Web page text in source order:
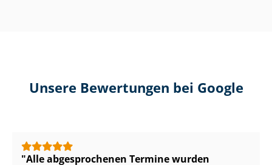
Unsere Bewertungen bei Google
Alle abgesprochenen Termine wurden